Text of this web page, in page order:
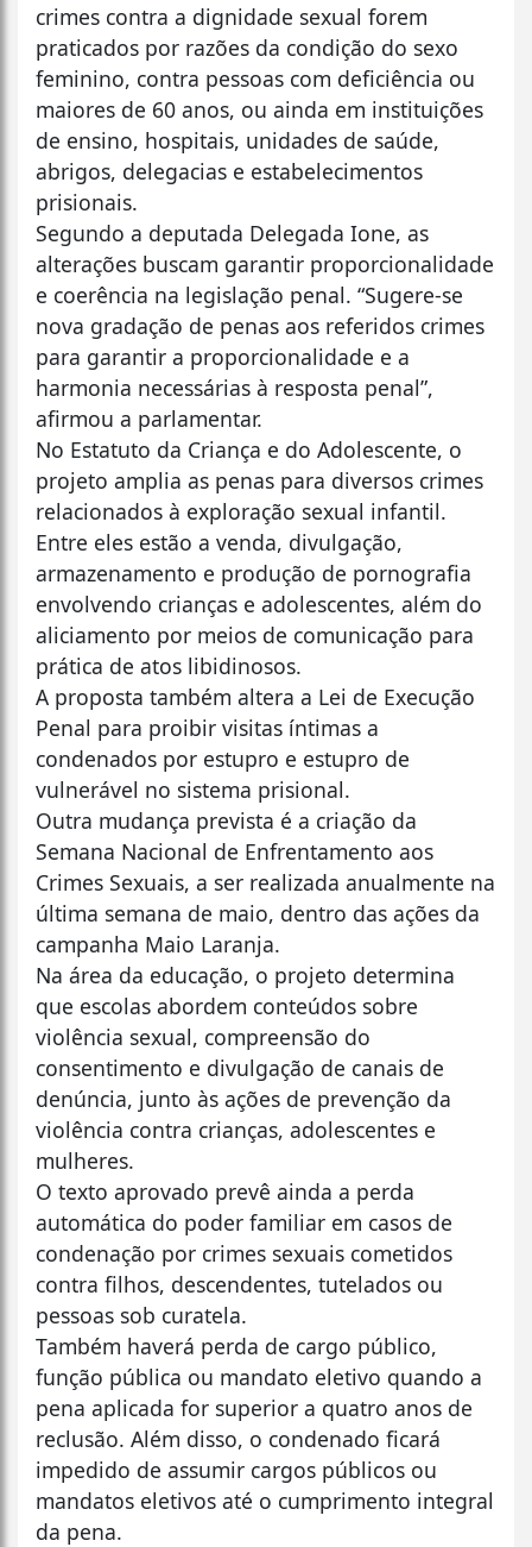
crimes contra a dignidade sexual forem
praticados por razões da condição do sexo
feminino, contra pessoas com deficiência ou
maiores de 60 anos, ou ainda em instituições
de ensino, hospitais, unidades de saúde,
abrigos, delegacias e estabelecimentos
prisionais.
Segundo a deputada Delegada Ione, as
alterações buscam garantir proporcionalidade
e coerência na legislação penal. “Sugere-se
nova gradação de penas aos referidos crimes
para garantir a proporcionalidade e a
harmonia necessárias à resposta penal”,
afirmou a parlamentar.
No Estatuto da Criança e do Adolescente, o
projeto amplia as penas para diversos crimes
relacionados à exploração sexual infantil.
Entre eles estão a venda, divulgação,
armazenamento e produção de pornografia
envolvendo crianças e adolescentes, além do
aliciamento por meios de comunicação para
prática de atos libidinosos.
A proposta também altera a Lei de Execução
Penal para proibir visitas íntimas a
condenados por estupro e estupro de
vulnerável no sistema prisional.
Outra mudança prevista é a criação da
Semana Nacional de Enfrentamento aos
Crimes Sexuais, a ser realizada anualmente na
última semana de maio, dentro das ações da
campanha Maio Laranja.
Na área da educação, o projeto determina
que escolas abordem conteúdos sobre
violência sexual, compreensão do
consentimento e divulgação de canais de
denúncia, junto às ações de prevenção da
violência contra crianças, adolescentes e
mulheres.
O texto aprovado prevê ainda a perda
automática do poder familiar em casos de
condenação por crimes sexuais cometidos
contra filhos, descendentes, tutelados ou
pessoas sob curatela.
Também haverá perda de cargo público,
função pública ou mandato eletivo quando a
pena aplicada for superior a quatro anos de
reclusão. Além disso, o condenado ficará
impedido de assumir cargos públicos ou
mandatos eletivos até o cumprimento integral
da pena.